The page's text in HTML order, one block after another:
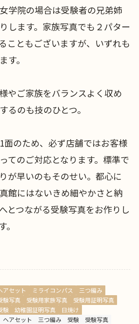
学院の場合は受験者の兄弟姉
します。家族写真でも２パター
こともございますが、いずれも
す。
やご家族をバランスよく収め
るのも技のひとつ。
面のため、必ず店舗ではお客様
てのご対応となります。標準で
が早いのもそのせい。都心に
館にはないきめ細やかさと納
とつながる受験写真をお作りし
アセット ミライコンパス
三つ編み
験写真 受験用家族写真
受験用証明写真
験 幼稚園証明写真
日焼け
ヘアセット 三つ編み 受験
受験写真